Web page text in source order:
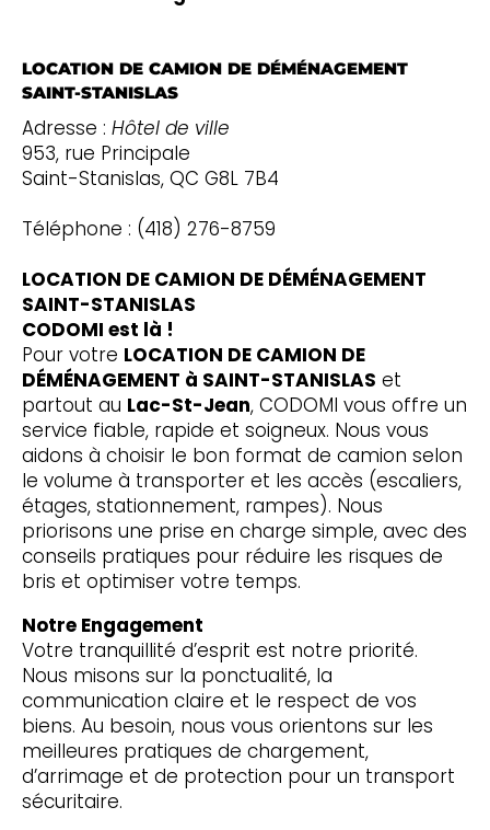
LOCATION DE CAMION DE DÉMÉNAGEMENT
SAINT-STANISLAS
Adresse : Hôtel de ville
953, rue Principale
Saint-Stanislas, QC G8L 7B4
Téléphone : (418) 276-8759
LOCATION DE CAMION DE DÉMÉNAGEMENT
SAINT-STANISLAS
CODOMI est là !
Pour votre LOCATION DE CAMION DE
DÉMÉNAGEMENT à SAINT-STANISLAS et
partout au Lac-St-Jean, CODOMI vous offre un
service fiable, rapide et soigneux. Nous vous
aidons à choisir le bon format de camion selon
le volume à transporter et les accès (escaliers,
étages, stationnement, rampes). Nous
priorisons une prise en charge simple, avec des
conseils pratiques pour réduire les risques de
bris et optimiser votre temps.
Notre Engagement
Votre tranquillité d’esprit est notre priorité.
Nous misons sur la ponctualité, la
communication claire et le respect de vos
biens. Au besoin, nous vous orientons sur les
meilleures pratiques de chargement,
d’arrimage et de protection pour un transport
sécuritaire.